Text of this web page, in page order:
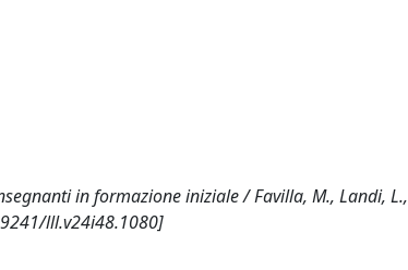
in formazione iniziale / Favilla, M., Landi, L.,
lll.v24i48.1080]